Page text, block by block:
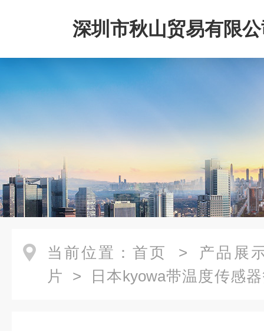
深圳市秋山贸易有限
当前位置： 首页 > 产品展
片 > 日本kyowa带温度传感